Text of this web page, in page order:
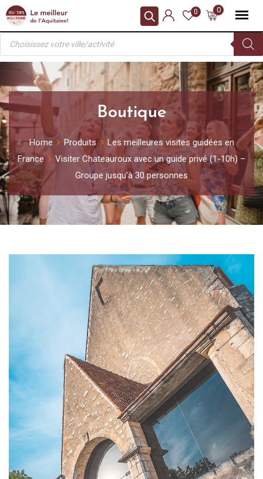
Skip
content
0
0
Recherche
produits
Boutique
Home Produits
Les meilleures visites guidées en
France
Visiter Chateauroux avec un guide privé (1-10h) –
Groupe jusqu’à 30 personnes